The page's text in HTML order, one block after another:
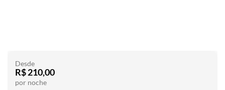
Desde
R$ 210,00
por noche